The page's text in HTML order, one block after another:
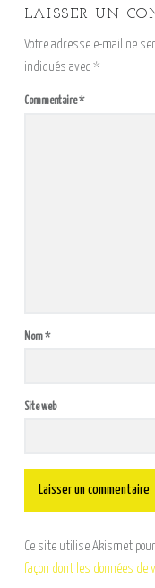
LAISSER UN
Votre adresse e-mail ne
indiqués avec *
Commentaire*
Nom*
Site web
Ce site utilise Akismet
façon dont les données